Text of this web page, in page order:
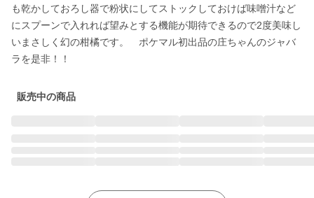
も乾かしておろし器で粉状にしてストックしておけば味噌汁など
にスプーンで入れれば望みとする機能が期待できるので2度美味し
いまさしく幻の柑橘です。　ポケマル初出品の庄ちゃんのジャバ
ラを是非！！
販売中の商品